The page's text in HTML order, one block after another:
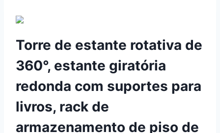
Torre de estante rotativa de
360°, estante giratória
redonda com suportes para
livros, rack de
armazenamento de piso de